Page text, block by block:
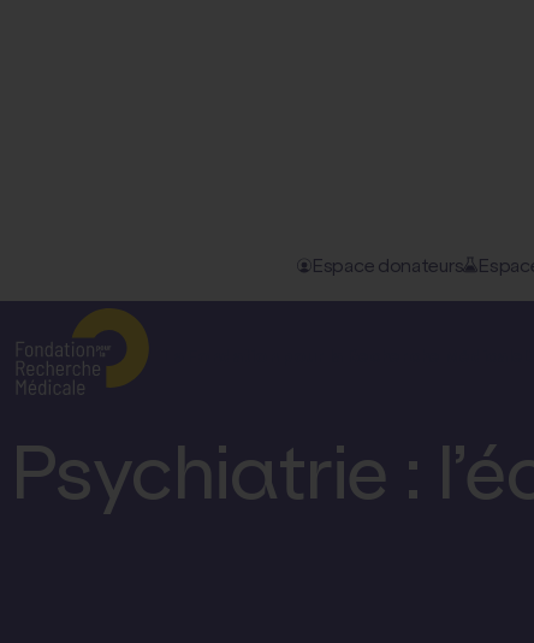
Espace donateurs
Psychiatrie : l’écoanxiété est...
Psychiatrie :